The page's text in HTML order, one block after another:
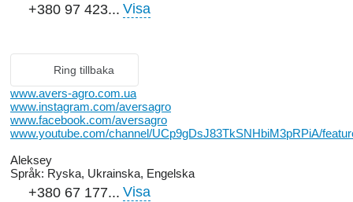
+380 97 423... Visa
Ring tillbaka
www.avers-agro.com.ua
www.instagram.com/aversagro
www.facebook.com/aversagro
www.youtube.com/channel/UCp9gDsJ83TkSNHbiM3pRPiA/
Aleksey
Språk: Ryska, Ukrainska, Engelska
+380 67 177... Visa